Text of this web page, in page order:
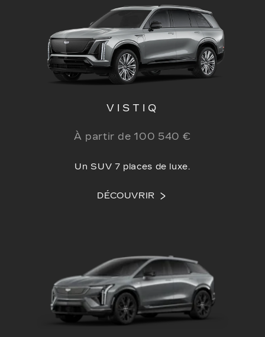
VISTIQ
À partir de 100 540 €
Un SUV 7 places de luxe.
DÉCOUVRIR